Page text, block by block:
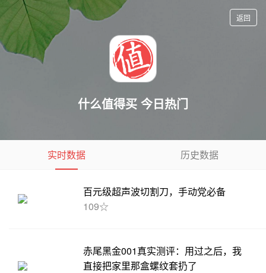
返回
什么值得买 今日热门
实时数据 历史数据
百元级超声波切割刀，手动党必备
109☆
赤尾黑金001真实测评：用过之后，我
直接把家里那盒螺纹套扔了